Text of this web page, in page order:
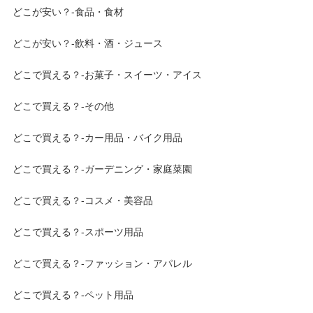
どこが安い？-食品・食材
どこが安い？-飲料・酒・ジュース
どこで買える？-お菓子・スイーツ・アイス
どこで買える？-その他
どこで買える？-カー用品・バイク用品
どこで買える？-ガーデニング・家庭菜園
どこで買える？-コスメ・美容品
どこで買える？-スポーツ用品
どこで買える？-ファッション・アパレル
どこで買える？-ペット用品